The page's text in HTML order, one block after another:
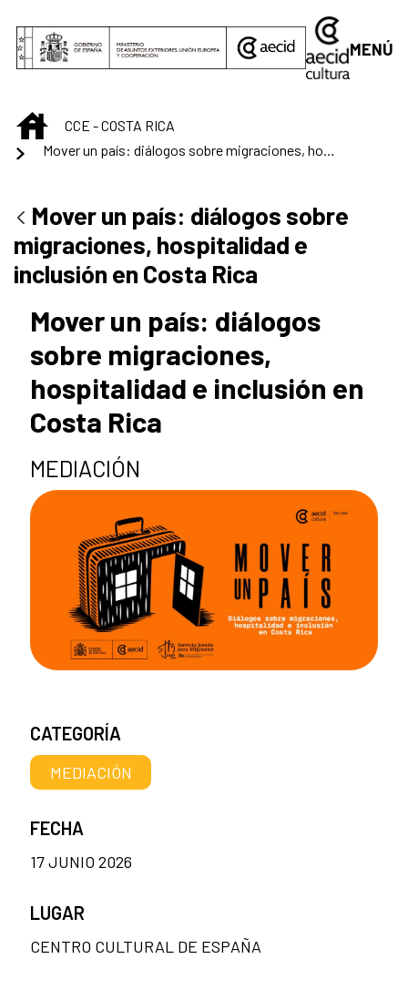
MENÚ
INICIO
CCE - COSTA RICA
Mover un país: diálogos sobre
migraciones, hospitalidad e
inclusión en Costa Rica
Mover un país: diálogos
sobre migraciones,
hospitalidad e inclusión en
Costa Rica
MEDIACIÓN
CATEGORÍA
MEDIACIÓN
FECHA
17 JUNIO 2026
LUGAR
CENTRO CULTURAL DE ESPAÑA